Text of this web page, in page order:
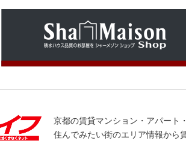
京都の賃貸マンション・アパート
住んでみたい街のエリア情報から